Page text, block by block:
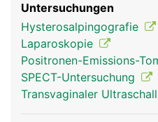
Untersuchungen
Hysterosalpingografie
Laparoskopie
Positronen-Emissions-
SPECT-Untersuchung
Transvaginaler Ultraschall